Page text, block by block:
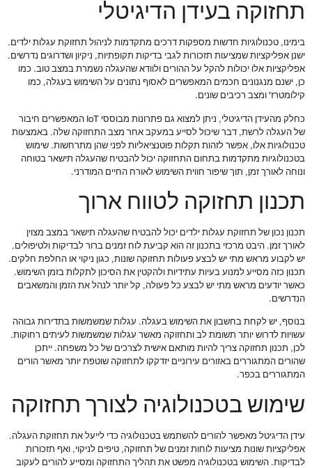
תחזוקה בעידן הדיגיטלי
בימינו, טכנולוגיות חדשות מספקות דרכים מתקדמות לניהול תחזוקת עגלות ילדים.
ישנן אפליקציות שמציעות תזכורות לגבי בדיקות תקופתיות, ניקיון ושדרוגים נדרשים.
אפליקציות אלו יכולות להקל על ההורים ולוודא שהעגלה נשמרת במצב טוב. כמו
כן, ישנם מנגנונים חכמים המאפשרים לאסוף נתונים על השימוש בעגלה, כמו
קילומטרז' ומצב רכיבים שונים.
כחלק מהעידן הדיגיטלי, ניתן למצוא גם פתרונות מבוססי IoT המאפשרים חיבור
של העגלה לרשת, דבר שיכול לסייע במעקב אחר מצב התחזוקה שלה. באמצעות
טכנולוגיות אלו, אפשר לזהות תקלות פוטנציאליות לפני שהן מתרחשות. שימוש
בטכנולוגיות מתקדמות בתחום התחזוקה יכול להבטיח שהעגלה תישאר בטוחה
ונוחה לאורך זמן, תוך שיפור חווית השימוש לאורח החיים המודרני.
תכנון תחזוקה לטווח ארוך
תכנון נכון של תחזוקת עגלות ילדים יכול להבטיח שהעגלה תישאר במצב מצוין
לאורך זמן. היבט מרכזי בתכנון זה הוא קביעת לוח זמנים ברור לבדיקות ולטיפולים.
יש לקבוע מראש מתי יש לבצע פעולות תחזוקה שונות, כגון ניקוי או החלפת חלקים.
תכנון כזה מסייע למנוע בעיות עתידיות ולהקטין את הסיכון לתקלות בזמן השימוש.
כאשר יודעים מראש מתי יש לבצע כל פעולה, קל יותר לנהל את הזמן והמשאבים
הנדרשים.
בנוסף, יש לקחת בחשבון את השימוש בעגלה. עגלות שמשמשות בתדירות גבוהה
עשויות לדרוש יותר תשומת לב ותחזוקה מאשר עגלות שמשמשות לעיתים רחוקות.
לכן, תכנון תחזוקה צריך להיות מותאם אישית לצרכים של כל משפחה. ייתכן
שהורים המתגוררים באזורים עירוניים יזדקקו לתחזוקה שוטפת יותר מאשר הורים
המתגוררים בכפר.
שימוש בטכנולוגיה לצורך תחזוקה
עידן הדיגיטל מאפשר להורים להשתמש בטכנולוגיה כדי לייעל את תחזוקת העגלה.
אפליקציות שונות מציעות לוחות זמנים של תחזוקה, טיפים לניקוי, ואף תזכורות
לבדיקות. השימוש בטכנולוגיה מפשט את תהליך התחזוקה ומסייע להורים לעקוב